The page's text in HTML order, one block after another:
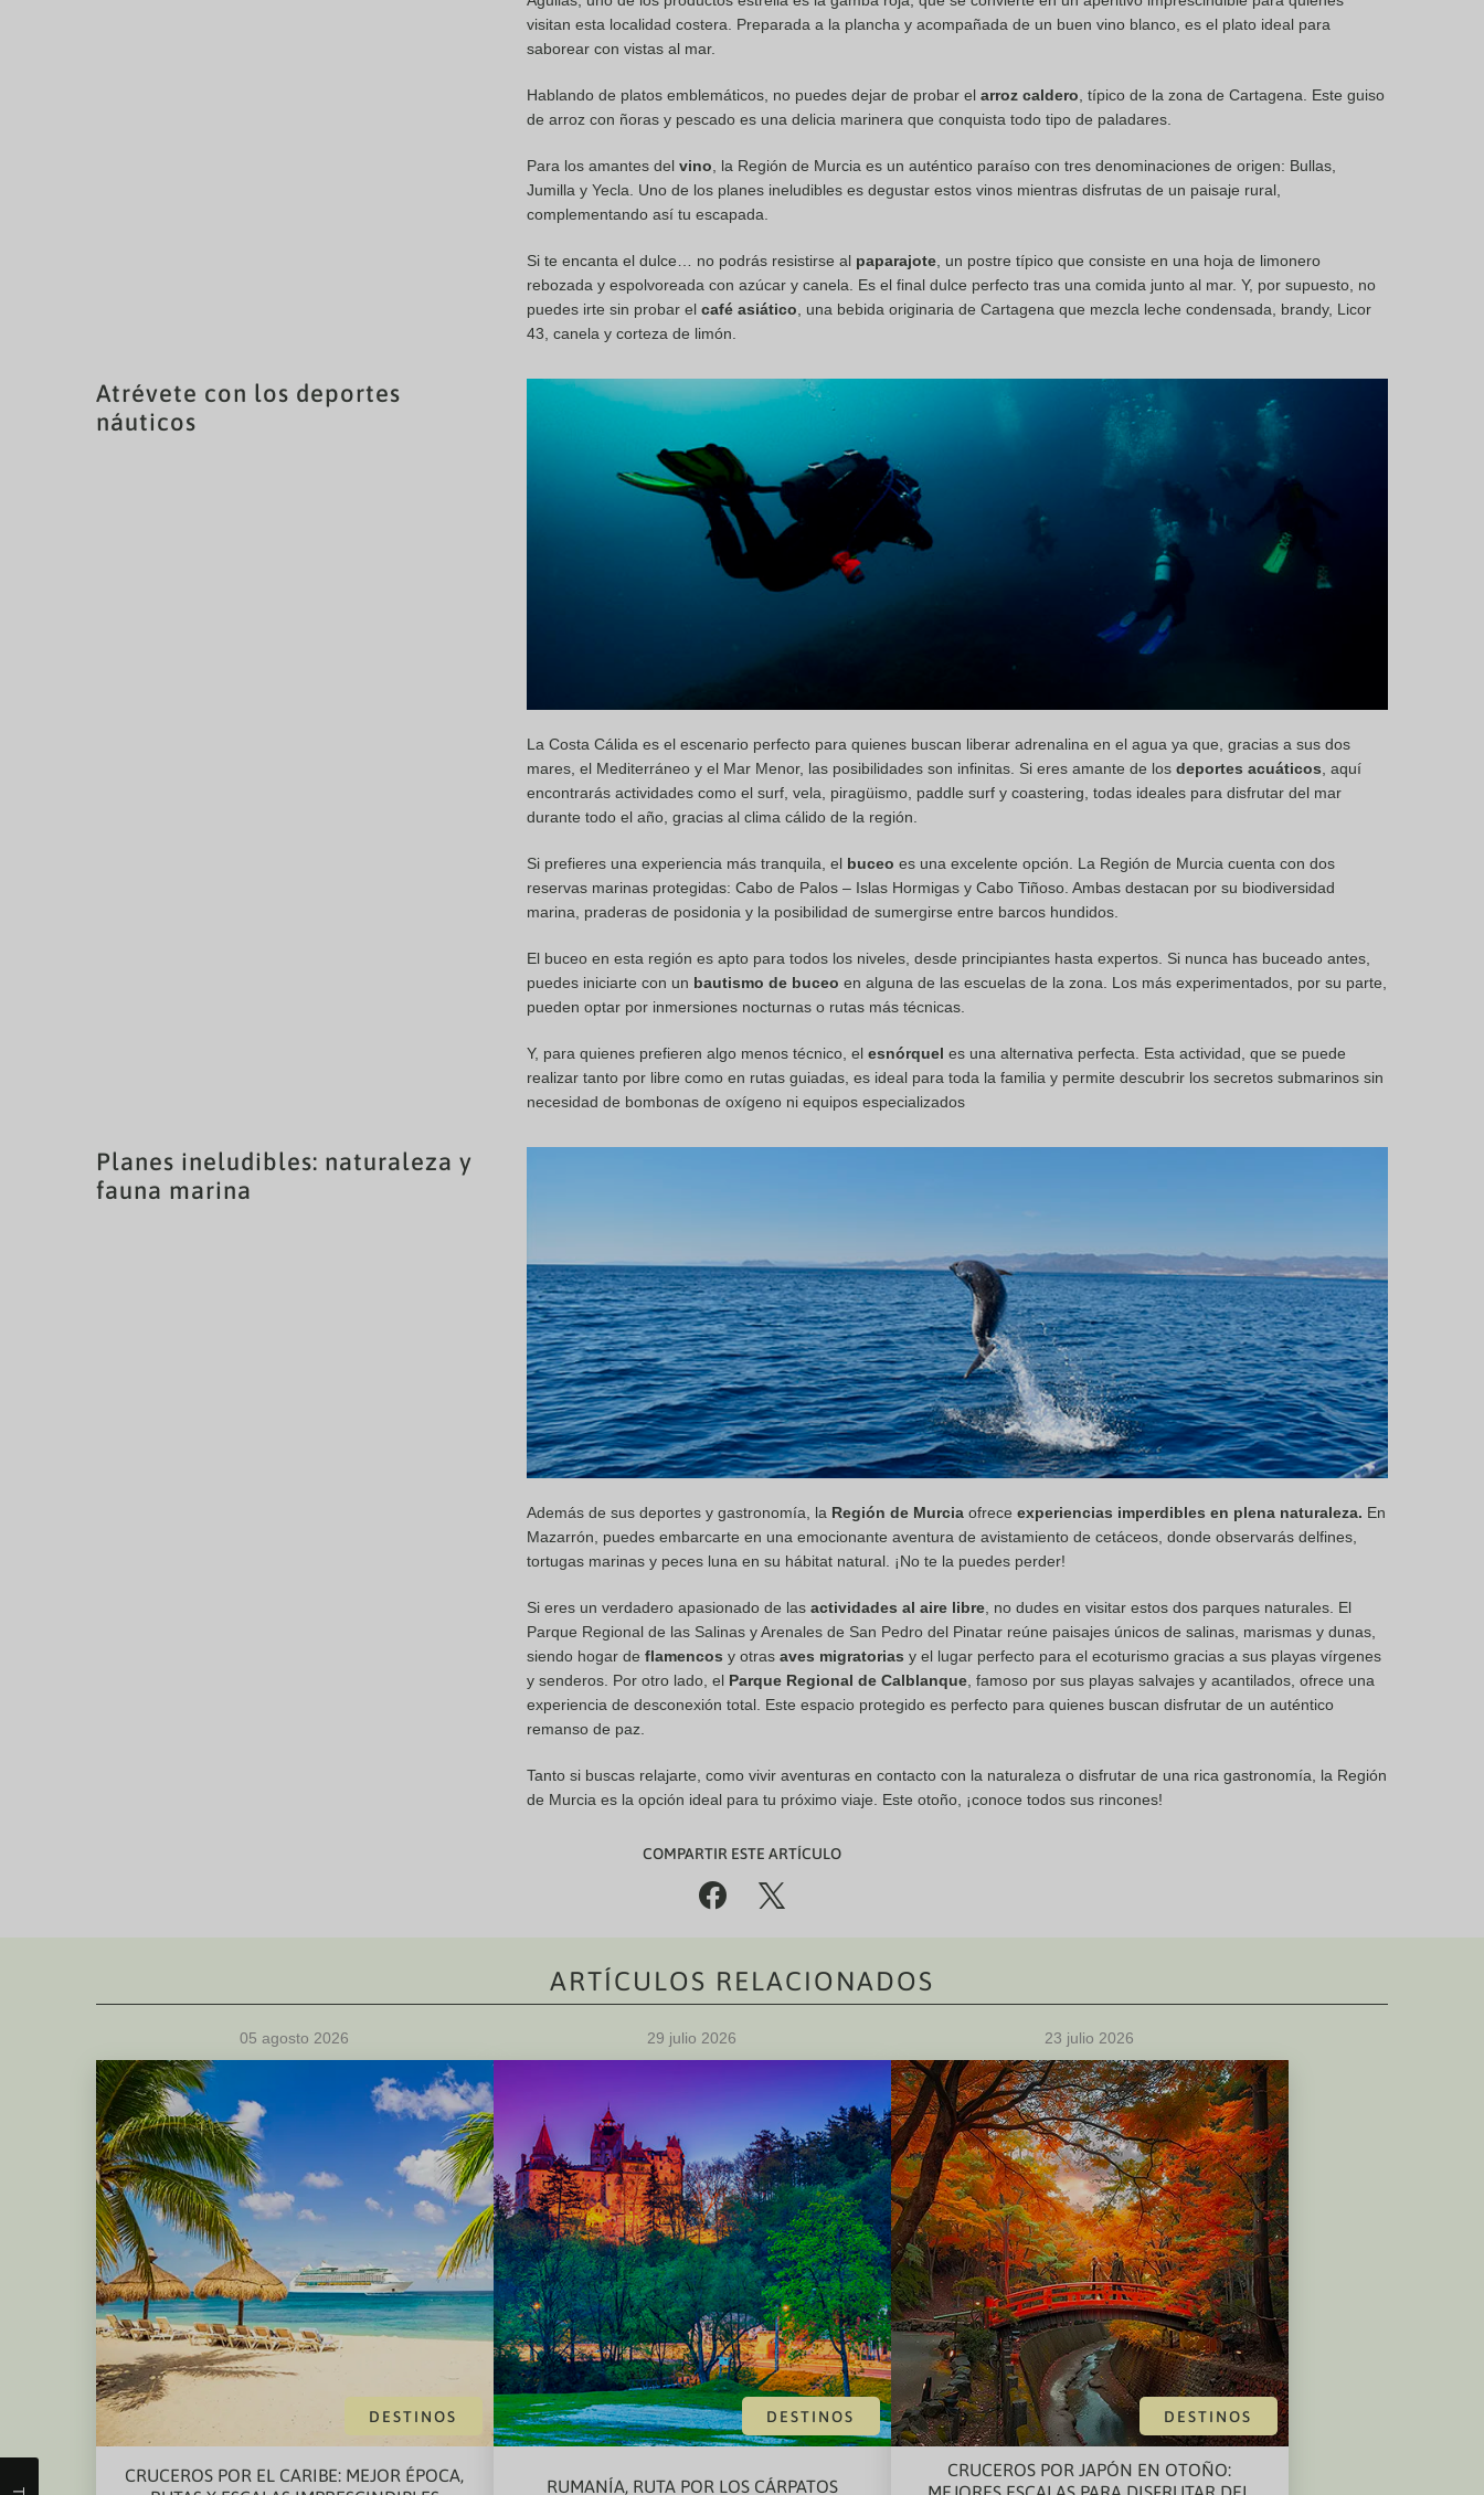
visitan esta localidad costera. Preparada a la plancha y acompañada de un buen vino blanco, es el plato ideal para
saborear con vistas al mar.
Hablando de platos emblemáticos, no puedes dejar de probar el arroz caldero , típico de la zona de Cartagena. Este guiso
de arroz con ñoras y pescado es una delicia marinera que conquista todo tipo de paladares.
Para los amantes del vino , la Región de Murcia es un auténtico paraíso con tres denominaciones de origen: Bullas,
Jumilla y Yecla. Uno de los planes ineludibles es degustar estos vinos mientras disfrutas de un paisaje rural,
complementando así tu escapada.
Si te encanta el dulce… no podrás resistirse al paparajote , un postre típico que consiste en una hoja de limonero
rebozada y espolvoreada con azúcar y canela. Es el final dulce perfecto tras una comida junto al mar. Y, por supuesto, no
puedes irte sin probar el café asiático , una bebida originaria de Cartagena que mezcla leche condensada, brandy, Licor
43, canela y corteza de limón.
Atrévete con los deportes
náuticos
La Costa Cálida es el escenario perfecto para quienes buscan liberar adrenalina en el agua ya que, gracias a sus dos
mares, el Mediterráneo y el Mar Menor, las posibilidades son infinitas. Si eres amante de los deportes acuáticos , aquí
encontrarás actividades como el surf, vela, piragüismo, paddle surf y coastering, todas ideales para disfrutar del mar
durante todo el año, gracias al clima cálido de la región.
Si prefieres una experiencia más tranquila, el buceo es una excelente opción. La Región de Murcia cuenta con dos
reservas marinas protegidas: Cabo de Palos – Islas Hormigas y Cabo Tiñoso. Ambas destacan por su biodiversidad
marina, praderas de posidonia y la posibilidad de sumergirse entre barcos hundidos.
El buceo en esta región es apto para todos los niveles, desde principiantes hasta expertos. Si nunca has buceado antes,
puedes iniciarte con un bautismo de buceo en alguna de las escuelas de la zona. Los más experimentados, por su parte,
pueden optar por inmersiones nocturnas o rutas más técnicas.
Y, para quienes prefieren algo menos técnico, el esnórquel es una alternativa perfecta. Esta actividad, que se puede
realizar tanto por libre como en rutas guiadas, es ideal para toda la familia y permite descubrir los secretos submarinos sin
necesidad de bombonas de oxígeno ni equipos especializados
Planes ineludibles: naturaleza y
fauna marina
Además de sus deportes y gastronomía, la Región de Murcia ofrece experiencias imperdibles en plena naturaleza. En
Mazarrón, puedes embarcarte en una emocionante aventura de avistamiento de cetáceos, donde observarás delfines,
tortugas marinas y peces luna en su hábitat natural. ¡No te la puedes perder!
Si eres un verdadero apasionado de las actividades al aire libre , no dudes en visitar estos dos parques naturales. El
Parque Regional de las Salinas y Arenales de San Pedro del Pinatar reúne paisajes únicos de salinas, marismas y dunas,
siendo hogar de flamencos y otras aves migratorias y el lugar perfecto para el ecoturismo gracias a sus playas vírgenes
y senderos. Por otro lado, el Parque Regional de Calblanque , famoso por sus playas salvajes y acantilados, ofrece una
experiencia de desconexión total. Este espacio protegido es perfecto para quienes buscan disfrutar de un auténtico
remanso de paz.
Tanto si buscas relajarte, como vivir aventuras en contacto con la naturaleza o disfrutar de una rica gastronomía, la Región
de Murcia es la opción ideal para tu próximo viaje. Este otoño, ¡conoce todos sus rincones!
COMPARTIR ESTE ARTÍCULO
% (
ARTÍCULOS RELACIONADOS
05 agosto 2026
DESTINOS
CRUCEROS POR EL CARIBE: MEJOR ÉPOCA,
29 julio 2026
DESTINOS
RUMANÍA, RUTA POR LOS CÁRPATOS
23 julio 2026
DESTINOS
CRUCEROS POR JAPÓN EN OTOÑO: